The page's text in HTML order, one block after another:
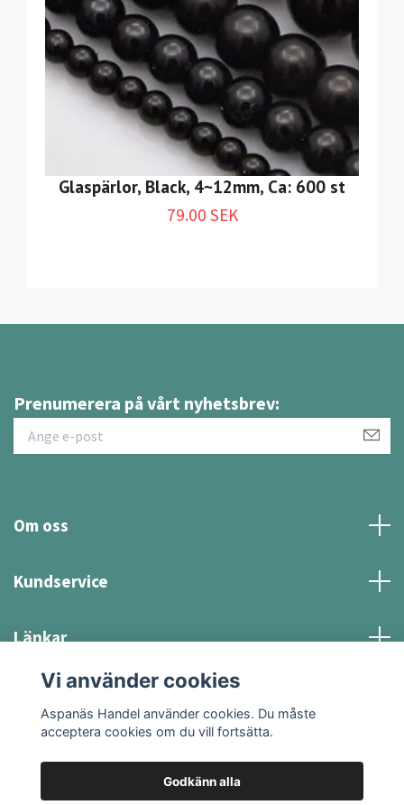
Glaspärlor, Black, 4~12mm, Ca: 600 st
79.00 SEK
Prenumerera på vårt nyhetsbrev:
Om oss
Kundservice
Länkar
Sociala medier
Vi använder cookies
Aspanäs Handel använder cookies. Du måste
acceptera cookies om du vill fortsätta.
Godkänn alla